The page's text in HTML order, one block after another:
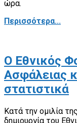
ώρα.
Περισσότερα...
Ο Εθνικός
Ασφάλειας
στατιστικά
Κατά την ομιλία
δημιουργία του